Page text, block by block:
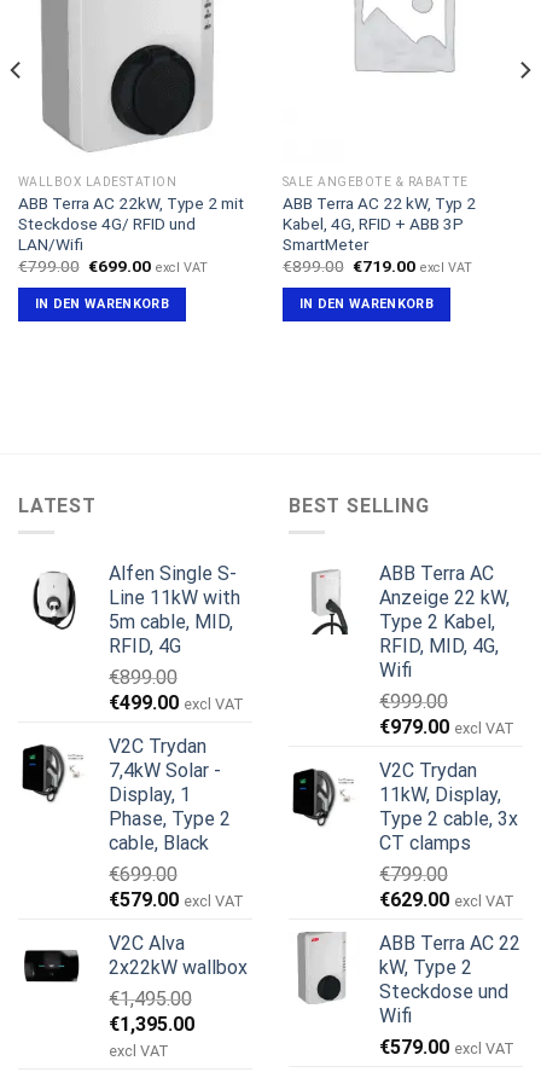
WALLBOX LADESTATION
ABB Terra AC 22kW, Type 2 mit
Steckdose 4G/ RFID und
LAN/Wifi
€799.00 Ursprünglicher
war:
€799.00
€699.00Aktueller
ist:
€699.00.
excl VAT
IN DEN WARENKORB
SALE ANGEBOTE & RABATTE
ABB Terra AC 22 kW, Typ 2
Kabel, 4G, RFID + ABB 3P
SmartMeter
€899.00 Ursprünglicher
war:
€899.00
€719.00Aktueller
ist:
€719.00.
excl VAT
IN DEN WARENKORB
LATEST
Alfen Single S-
Line 11kW with
5m cable, MID,
RFID, 4G
€899.00
Ursprünglicher
war:
€899.00
€499.00Aktueller
ist:
€499.00.
excl VAT
V2C Trydan
7,4kW Solar -
Display, 1
Phase, Type 2
cable, Black
€699.00
Ursprünglicher
war:
€699.00
€579.00Aktueller
ist:
€579.00.
excl VAT
V2C Alva
2x22kW wallbox
€1,495.00
Ursprünglicher
Preis
€1,395.00Aktueller
excl VAT
BEST SELLING
ABB Terra AC
Anzeige 22 kW,
Type 2 Kabel,
RFID, MID, 4G,
Wifi
€999.00
Ursprünglicher
war:
€999.00
€979.00Aktueller
ist:
€979.00.
excl VAT
V2C Trydan
11kW, Display,
Type 2 cable, 3x
CT clamps
€799.00
Ursprünglicher
war:
€799.00
€629.00Aktueller
ist:
€629.00.
excl VAT
ABB Terra AC 22
kW, Type 2
Steckdose und
Wifi
€579.00 excl VAT